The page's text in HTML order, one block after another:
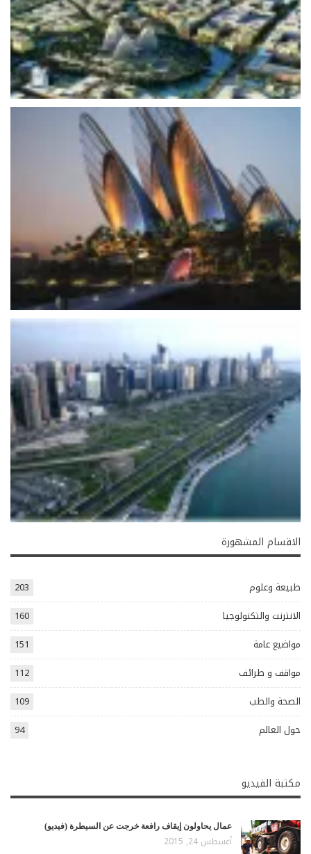
الاقسام المشهورة
طبيعة وعلوم
203
الانترنت والتكنولوجيا
160
مواضيع عامة
151
مواقف و طرائف
112
الصحة والطب
109
حول العالم
94
مكتبة الفيديو
عمال يحاولون إيقاف رافعة خرجت عن السيطرة (فيديو)
أغسطس 24, 2015